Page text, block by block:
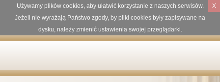
X
Używamy plików cookies, aby ułatwić korzystanie z naszych serwisów.
Jeżeli nie wyrażają Państwo zgody, by pliki cookies były zapisywane na
dysku, należy zmienić ustawienia swojej przeglądarki.